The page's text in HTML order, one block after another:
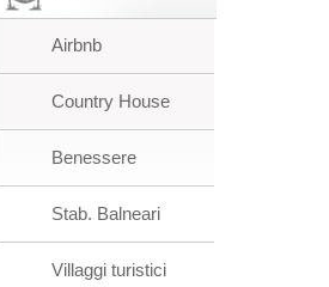
Airbnb
Country House
Benessere
Stab. Balneari
Villaggi turistici